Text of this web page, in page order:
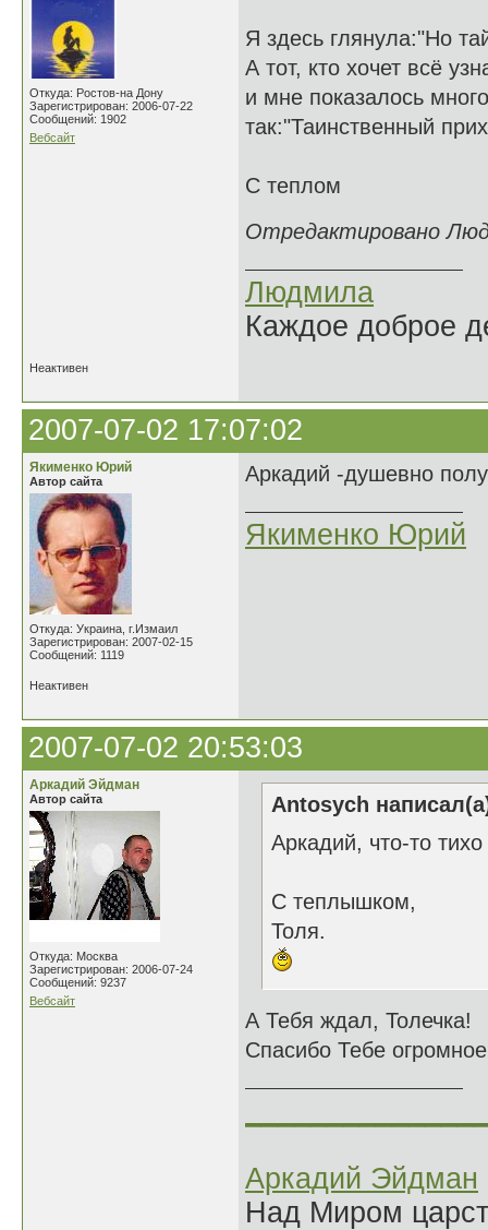
Откуда: Ростов-на Дону
Зарегистрирован: 2006-07-22
Сообщений: 1902
Вебсайт
Я здесь глянула:"Но
А тот, кто хочет всё
и мне показалось
так:"Таинственный
С теплом
Отредактировано
Людмила
Каждое доброе
Неактивен
2007-07-02 17:07:02
Якименко Юрий
Автор сайта
Откуда: Украина, г.Измаил
Зарегистрирован: 2007-02-15
Сообщений: 1119
Аркадий -душевно
Якименко Юрий
Неактивен
2007-07-02 20:53:03
Аркадий Эйдман
Автор сайта
Откуда: Москва
Зарегистрирован: 2006-07-24
Сообщений: 9237
Вебсайт
Antosych
Аркадий, что-то тихо
С теплышком,
Толя.
А Тебя ждал, Толечка!
Спасибо Тебе
Аркадий Эйдман
Над Миром